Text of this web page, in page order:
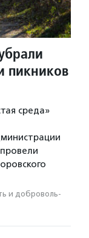
пикников
среда»
и доброволь­